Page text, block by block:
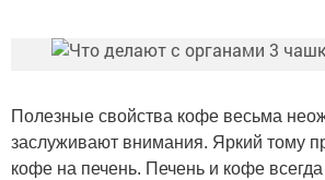
Полезные свойства кофе весьма
заслуживают внимания. Яркий тому
кофе на печень. Печень и кофе